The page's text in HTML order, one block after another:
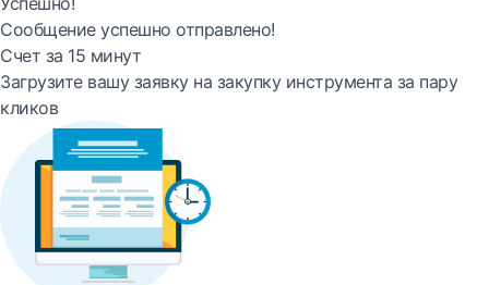
Сообщение успешно отправлено!
Счет за 15 минут
Загрузите вашу заявку на закупку инструмента за пару
кликов